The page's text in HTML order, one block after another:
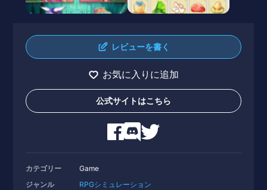
レビューを書く
お気に入りに追加
公式サイトはこちら
カテゴリー
Game
ジャンル
RPGシミュレーション